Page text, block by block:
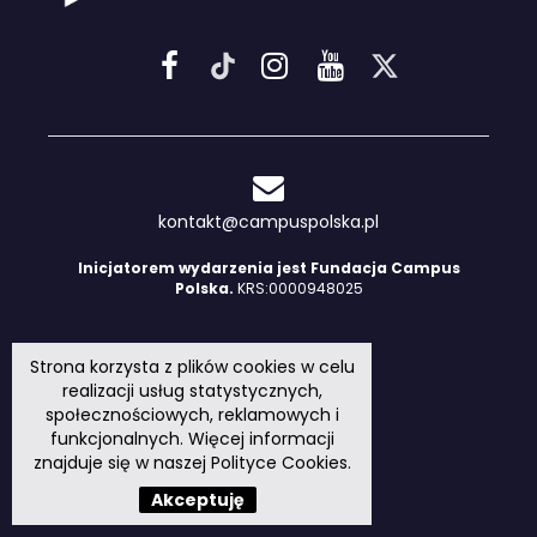
kontakt@campuspolska.pl
Inicjatorem wydarzenia jest Fundacja Campus
Polska. KRS:0000948025
Strona korzysta z plików cookies w celu
realizacji usług statystycznych,
społecznościowych, reklamowych i
funkcjonalnych. Więcej informacji
znajduje się w naszej Polityce Cookies.
Akceptuję